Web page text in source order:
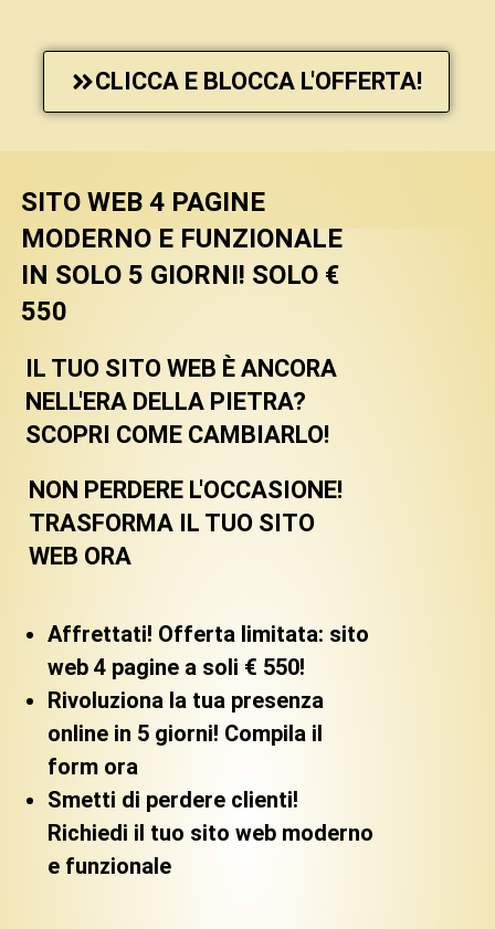
CLICCA E BLOCCA L'OFFERTA!
SITO WEB 4 PAGINE
MODERNO E FUNZIONALE
IN SOLO 5 GIORNI! SOLO €
550
IL TUO SITO WEB È ANCORA
NELL'ERA DELLA PIETRA?
SCOPRI COME CAMBIARLO!
NON PERDERE L'OCCASIONE!
TRASFORMA IL TUO SITO
WEB ORA
Affrettati! Offerta limitata: sito
web 4 pagine a soli € 550!
Rivoluziona la tua presenza
online in 5 giorni! Compila il
form ora
Smetti di perdere clienti!
Richiedi il tuo sito web moderno
e funzionale